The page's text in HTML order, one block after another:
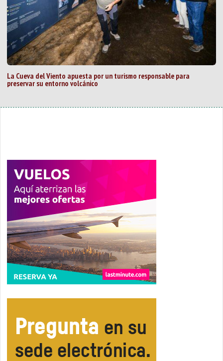
La Cueva del Viento apuesta por un turismo responsable para
preservar su entorno volcánico